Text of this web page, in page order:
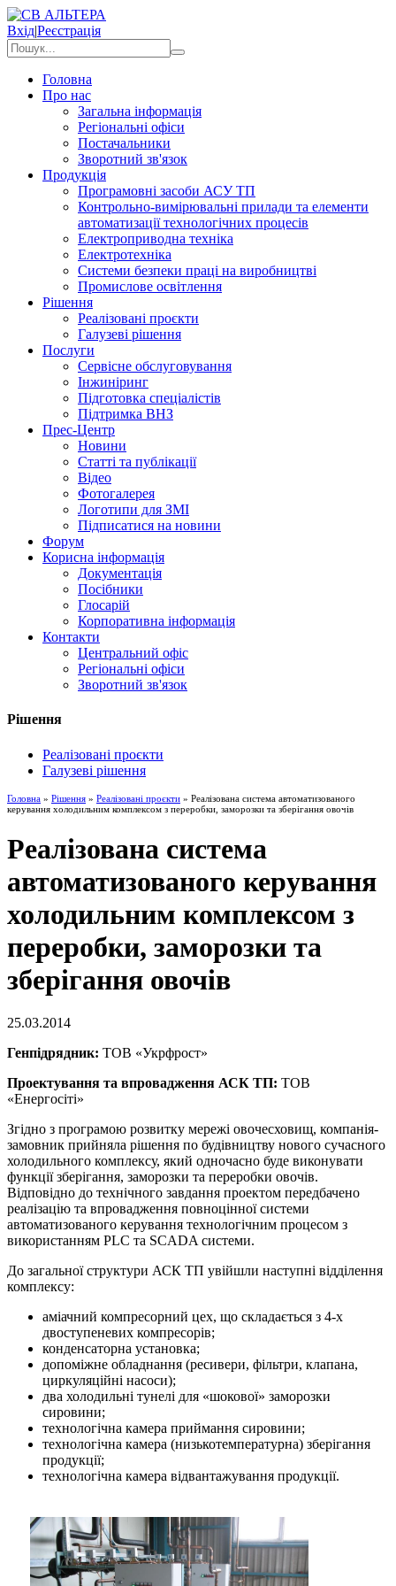
Вхід|Реєстрація
Головна
Про нас
Загальна інформація
Регіональні офіси
Постачальники
Зворотний зв'язок
Продукція
Програмовні засоби АСУ ТП
Контрольно-вимірювальні прилади та елементи
автоматизації технологічних процесів
Електроприводна техніка
Електротехніка
Системи безпеки праці на виробництві
Промислове освітлення
Рішення
Реалізовані проєкти
Галузеві рішення
Послуги
Сервісне обслуговування
Інжиніринг
Підготовка спеціалістів
Підтримка ВНЗ
Прес-Центр
Новини
Статті та публікації
Відео
Фотогалерея
Логотипи для ЗМІ
Підписатися на новини
Форум
Корисна інформація
Документація
Посібники
Глосарій
Корпоративна інформація
Контакти
Центральний офіс
Регіональні офіси
Зворотний зв'язок
Рішення
Реалізовані проєкти
Галузеві рішення
Головна » Рішення » Реалізовані проєкти » Реалізована система автоматизованого
керування холодильним комплексом з переробки, заморозки та зберігання овочів
Реалізована система
автоматизованого керування
холодильним комплексом з
переробки, заморозки та
зберігання овочів
25.03.2014
Генпідрядник: ТОВ «Укрфрост»
Проектування та впровадження АСК ТП: ТОВ
«Енергосіті»
Згідно з програмою розвитку мережі овочесховищ, компанія-
замовник прийняла рішення по будівництву нового сучасного
холодильного комплексу, який одночасно буде виконувати
функції зберігання, заморозки та переробки овочів.
Відповідно до технічного завдання проектом передбачено
реалізацію та впровадження повноцінної системи
автоматизованого керування технологічним процесом з
використанням PLC та SCADA системи.
До загальної структури АСК ТП увійшли наступні відділення
комплексу:
аміачний компресорний цех, що складається з 4-х
двоступеневих компресорів;
конденсаторна установка;
допоміжне обладнання (ресивери, фільтри, клапана,
циркуляційні насоси);
два холодильні тунелі для «шокової» заморозки
сировини;
технологічна камера приймання сировини;
технологічна камера (низькотемпературна) зберігання
продукції;
технологічна камера відвантажування продукції.